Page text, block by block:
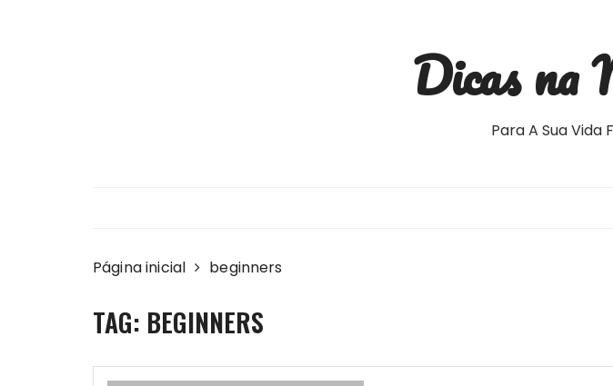
Dicas na
Para A Sua Vida
Página inicial beginners
TAG: BEGINNERS